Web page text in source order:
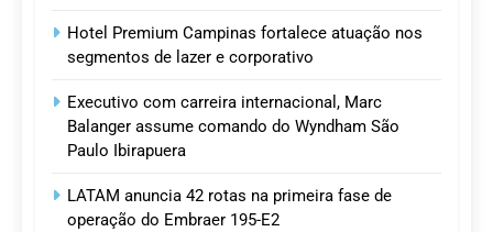
Hotel Premium Campinas fortalece atuação nos
segmentos de lazer e corporativo
Executivo com carreira internacional, Marc
Balanger assume comando do Wyndham São
Paulo Ibirapuera
LATAM anuncia 42 rotas na primeira fase de
operação do Embraer 195-E2